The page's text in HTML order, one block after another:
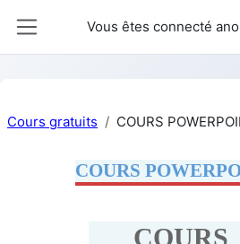
Passer au contenu principal
Vous êtes connecté
Cours gratuits COURS
COURS
COURS